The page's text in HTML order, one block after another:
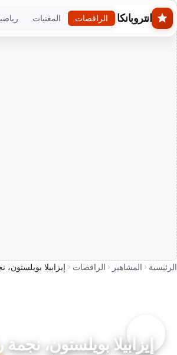
Skip to main content
انتروبانكا الراقصات المغنيات
الرئيسية المشاهير الراقصات إيزابيلا بويلستون،
إيزابيلا بويلستون،